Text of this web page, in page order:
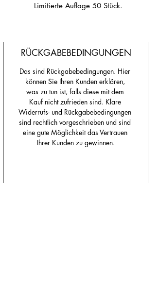
Limitierte Auflage 50 Stück.
RÜCKGABEBEDINGUNGEN
Das sind Rückgabebedingungen. Hier
können Sie Ihren Kunden erklären,
was zu tun ist, falls diese mit dem
Kauf nicht zufrieden sind. Klare
Widerrufs- und Rückgabebedingungen
sind rechtlich vorgeschrieben und sind
eine gute Möglichkeit das Vertrauen
Ihrer Kunden zu gewinnen.